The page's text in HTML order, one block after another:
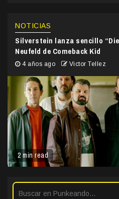
2 min read
NOTICIAS
Silverstein lanza sencillo
Neufeld de Comeback Kid
4 años ago Victor Tellez